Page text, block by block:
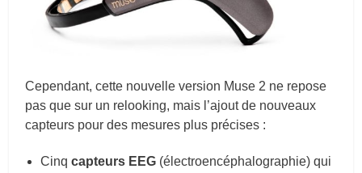
Cependant, cette nouvelle version Muse 2 ne repose
pas que sur un relooking, mais l’ajout de nouveaux
capteurs pour des mesures plus précises :
Cinqcapteurs EEG (électroencéphalographie) qui